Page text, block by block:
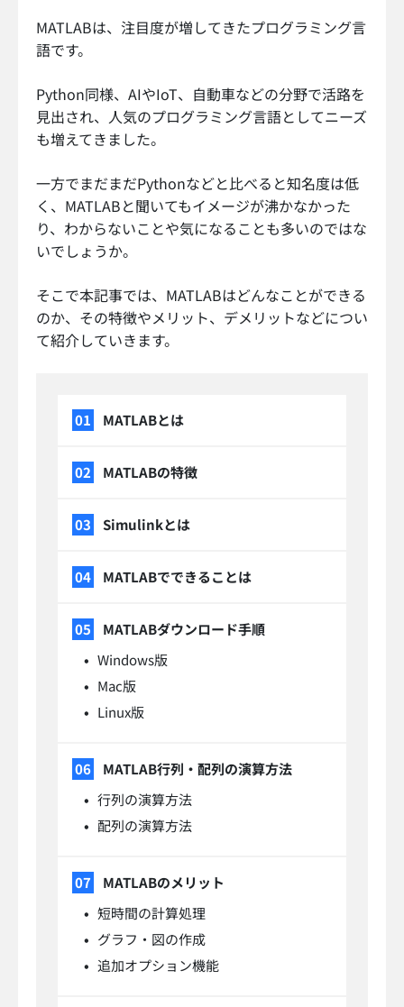
MATLABは、注目度が増してきたプログラミング言
語です。
Python同様、AIやIoT、自動車などの分野で活路を
見出され、人気のプログラミング言語としてニーズ
も増えてきました。
一方でまだまだPythonなどと比べると知名度は低
く、MATLABと聞いてもイメージが沸かなかった
り、わからないことや気になることも多いのではな
いでしょうか。
そこで本記事では、MATLABはどんなことができる
のか、その特徴やメリット、デメリットなどについ
て紹介していきます。
MATLABとは
MATLABの特徴
Simulinkとは
MATLABでできることは
MATLABダウンロード手順
Windows版
Mac版
Linux版
MATLAB行列・配列の演算方法
行列の演算方法
配列の演算方法
MATLABのメリット
短時間の計算処理
グラフ・図の作成
追加オプション機能